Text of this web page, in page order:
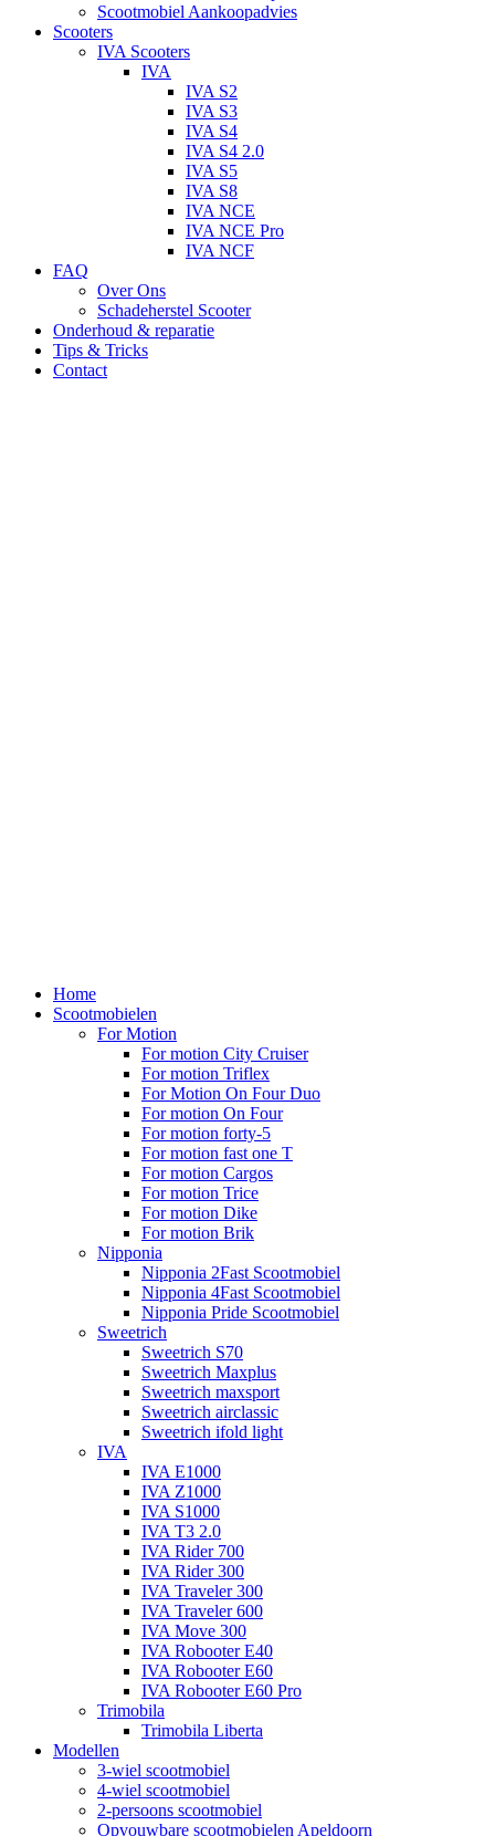
Scootmobiel Aankoopadvies
Scooters
IVA Scooters
IVA
IVA S2
IVA S3
IVA S4
IVA S4 2.0
IVA S5
IVA S8
IVA NCE
IVA NCE Pro
IVA NCF
FAQ
Over Ons
Schadeherstel Scooter
Onderhoud & reparatie
Tips & Tricks
Contact
Home
Scootmobielen
For Motion
For motion City Cruiser
For motion Triflex
For Motion On Four Duo
For motion On Four
For motion forty-5
For motion fast one T
For motion Cargos
For motion Trice
For motion Dike
For motion Brik
Nipponia
Nipponia 2Fast Scootmobiel
Nipponia 4Fast Scootmobiel
Nipponia Pride Scootmobiel
Sweetrich
Sweetrich S70
Sweetrich Maxplus
Sweetrich maxsport
Sweetrich airclassic
Sweetrich ifold light
IVA
IVA E1000
IVA Z1000
IVA S1000
IVA T3 2.0
IVA Rider 700
IVA Rider 300
IVA Traveler 300
IVA Traveler 600
IVA Move 300
IVA Robooter E40
IVA Robooter E60
IVA Robooter E60 Pro
Trimobila
Trimobila Liberta
Modellen
3-wiel scootmobiel
4-wiel scootmobiel
2-persoons scootmobiel
Opvouwbare scootmobielen Apeldoorn